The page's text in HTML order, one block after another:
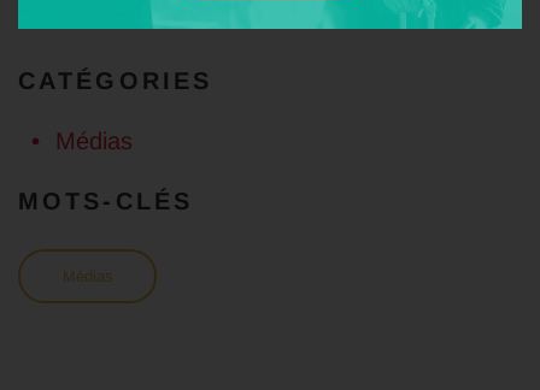
CATÉGORIES
Médias
MOTS-CLÉS
Médias